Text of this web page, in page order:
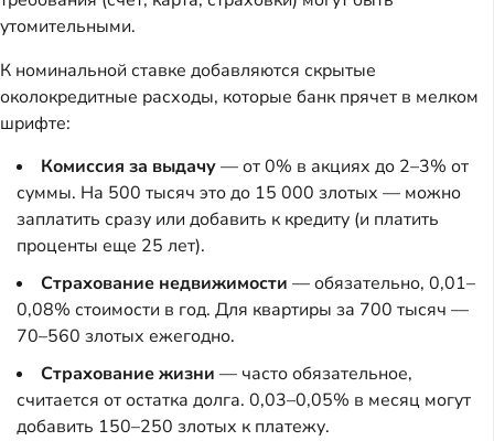
утомительными.
К номинальной ставке добавляются скрытые
околокредитные расходы, которые банк прячет в мелком
шрифте:
Комиссия за выдачу— от 0% в акциях до 2–3% от
суммы. На 500 тысяч это до 15 000 злотых — можно
заплатить сразу или добавить к кредиту (и платить
проценты еще 25 лет).
Страхование недвижимости — обязательно, 0,01–
0,08% стоимости в год. Для квартиры за 700 тысяч —
70–560 злотых ежегодно.
Страхование жизни — часто обязательное,
считается от остатка долга. 0,03–0,05% в месяц могут
добавить 150–250 злотых к платежу.